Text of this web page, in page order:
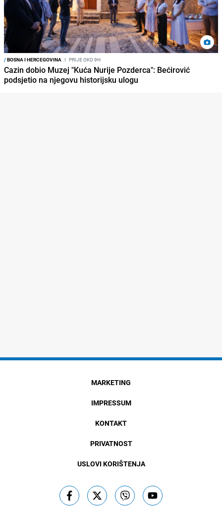
/BOSNA I HERCEGOVINA I PRIJE OKO 9H
Cazin dobio Muzej "Kuća Nurije Pozderca": Bećirović
podsjetio na njegovu historijsku ulogu
MARKETING
IMPRESSUM
KONTAKT
PRIVATNOST
USLOVI KORIŠTENJA